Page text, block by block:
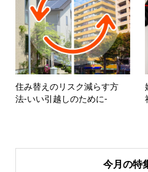
住み替えのリスク減らす方
法-いい引越しのために-
今月の特